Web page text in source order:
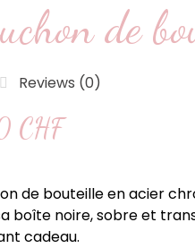
de
Reviews (0)
CHF
de bouteille en acier
boîte noire, sobre et
cadeau.